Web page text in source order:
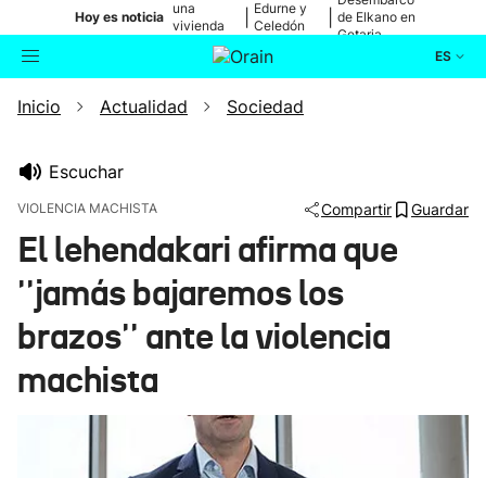
Hoy es noticia
una
vivienda
de Bilbao
Edurne y
Celedón
de Elkano en
Getaria
ES
Buscador Actualidad
Ikusmiran
Eguraldia
Inicio Actualidad Sociedad
Escuchar
VIOLENCIA MACHISTA Compartir Guardar
El lehendakari afirma que
''jamás bajaremos los
brazos'' ante la violencia
machista